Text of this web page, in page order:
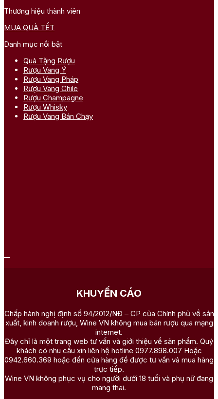
Thương hiệu thành viên
MUA QUÀ TẾT
Danh mục nổi bật
Quà Tặng Rượu
Rượu Vang Ý
Rượu Vang Pháp
Rượu Vang Chile
Rượu Champagne
Rượu Whisky
Rượu Vang Bán Chạy
KHUYẾN CÁO
Chấp hành nghị định số 94/2012/NĐ – CP của Chính phủ về sản
xuất, kinh doanh rượu, Wine VN không mua bán rượu qua mạng
internet.
Đây chỉ là một trang web tư vấn và giới thiệu về sản phẩm. Quý
khách có nhu cầu xin liên hệ hotline 0977.898.007 Hoặc
0942.660.369 hoặc đến cửa hàng để được tư vấn và mua hàng
trực tiếp.
Wine VN không phục vụ cho người dưới 18 tuổi và phụ nữ đang
mang thai.